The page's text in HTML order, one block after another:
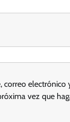
correo electrónico
vez que